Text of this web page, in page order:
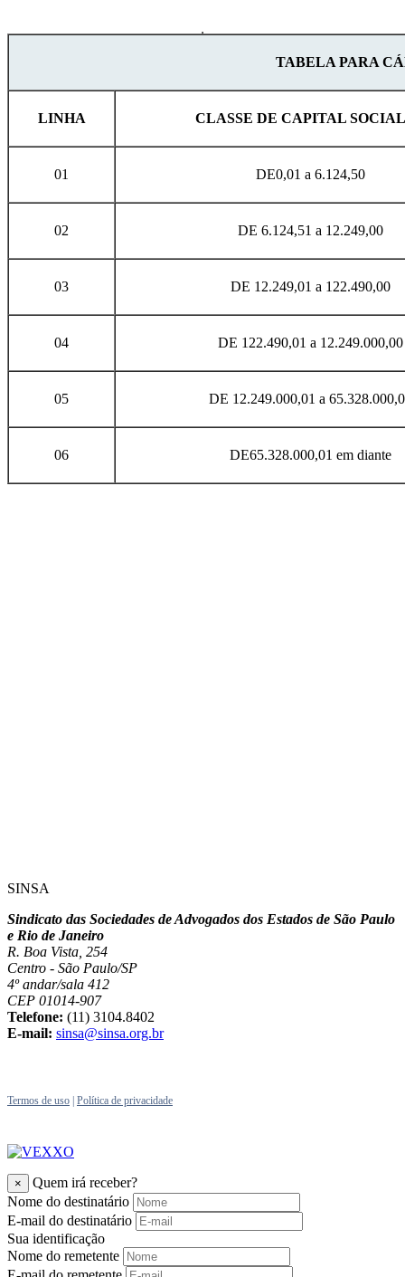
TABELA PARA
LINHA CLASSE DE CAPITAL
01 DE0,01 a 6.124,50
02 DE 6.124,51 a 12.249,00
03 DE 12.249,01 a 122.490,00
04 DE 122.490,01 a 12.249.000,00
05 DE 12.249.000,01 a
06 DE65.328.000,01 em diante
SINSA
Sindicato das Sociedades de Advogados dos Estados de São Paulo
e Rio de Janeiro
R. Boa Vista, 254
Centro - São Paulo/SP
4º andar/sala 412
CEP 01014-907
Telefone: (11) 3104.8402
E-mail: sinsa@sinsa.org.br
Termos de uso Política de privacidade
×
Quem irá receber?
Nome do destinatário
E-mail do destinatário
Sua identificação
Nome do remetente